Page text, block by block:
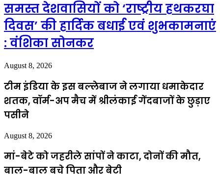
समस्त देशवासियों को ‘राष्ट्रीय हथकरघा
दिवस’ की हार्दिक बधाई एवं शुभकामनाएं
: वंशिका सोनकर
August 8, 2026
टीम इंडिया के इस बल्लेबाज ने लगाया धमाकेदार
शतक, वॉर्म-अप मैच में श्रीलंकाई गेंदबाजों के छुड़ाए
पसीने
August 8, 2026
मां-बेटे को जहरीले सांपों ने काटा, दोनों की मौत,
बाल-बाल बचे पिता और बेटी